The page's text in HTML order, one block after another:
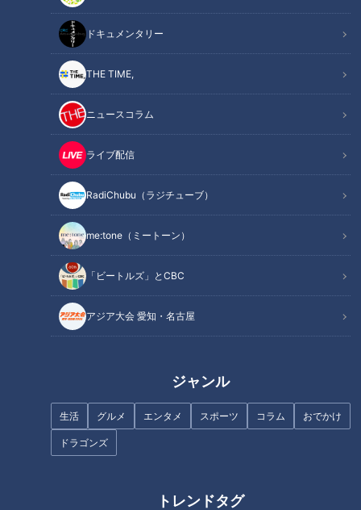
ドキュメンタリー
THE TIME,
ニュースコラム
ライブ配信
RadiChubu（ラジチューブ）
me:tone（ミートーン）
「ビートルズ」とCBC
アジア大会 愛知・名古屋
ジャンル
生活 グルメ エンタメ スポーツ コラム おでかけ
ドラゴンズ
トレンドタグ
この記事を見たあなたへのおすすめ
ドラゴンズ藤嶋、新兵器・チェ
ンジアップに手応え！沖縄キャ
ンプでサノーら相手に無安打投
斗！ 一軍の舞台で掴んだ手応え
を明かす！
フォーマンス
侍ジャパン最年少・髙橋宏斗が
WBC公式球で154キロ！「怪我